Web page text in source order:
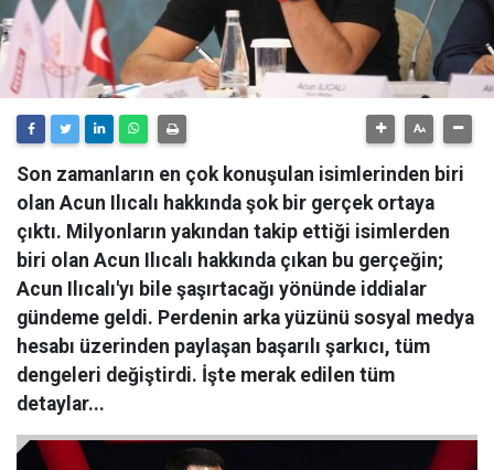
Son zamanların en çok konuşulan isimlerinden biri
olan Acun Ilıcalı hakkında şok bir gerçek ortaya
çıktı. Milyonların yakından takip ettiği isimlerden
biri olan Acun Ilıcalı hakkında çıkan bu gerçeğin;
Acun Ilıcalı'yı bile şaşırtacağı yönünde iddialar
gündeme geldi. Perdenin arka yüzünü sosyal medya
hesabı üzerinden paylaşan başarılı şarkıcı, tüm
dengeleri değiştirdi. İşte merak edilen tüm
detaylar...